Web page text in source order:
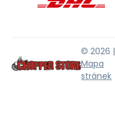
© 2026 |
Mapa
stránek